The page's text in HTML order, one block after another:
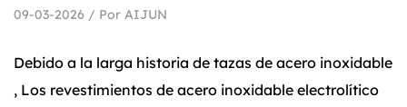
09-03-2026 / Por AIJUN
Debido a la larga historia de tazas de acero inoxidable
, Los revestimientos de acero inoxidable electrolítico